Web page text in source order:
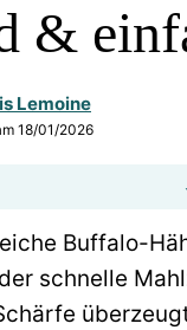
&
Lemoine
18/01/2026
Buffalo-
schnelle